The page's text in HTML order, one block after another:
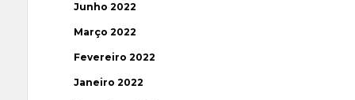
Junho 2022
Março 2022
Fevereiro 2022
Janeiro 2022